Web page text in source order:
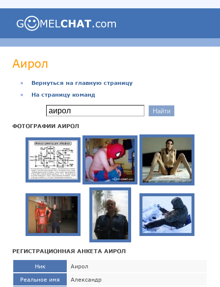
Аирол
●
Вернуться на главную страницу
●
На страницу команд
ФОТОГРАФИИ АИРОЛ
РЕГИСТРАЦИОННАЯ АНКЕТА АИРОЛ
Ник Аирол
Реальное имя Александр